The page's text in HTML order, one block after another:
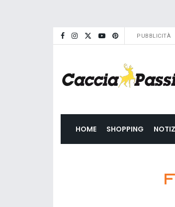
PUBBLICITÀ
HOME SHOPPING